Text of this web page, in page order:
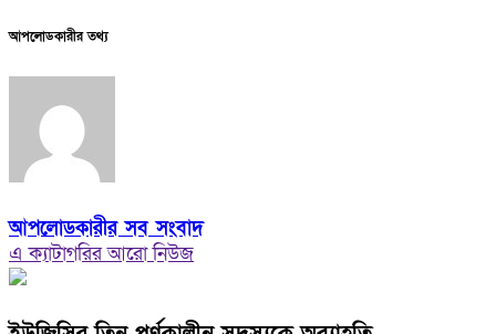
আপলোডকারীর তথ্য
আপলোডকারীর সব সংবাদ
এ ক্যাটাগরির আরো নিউজ